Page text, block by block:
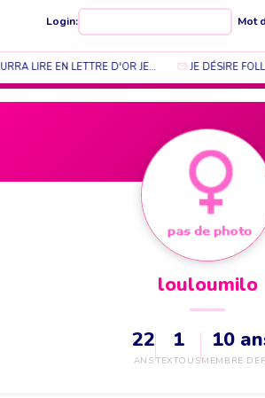
Login: Mot
LIRE EN LETTRE D'OR JE… JE DÉSIRE
louloumilo
22
ANS
1
TEXTOUS
10
MEMBRE